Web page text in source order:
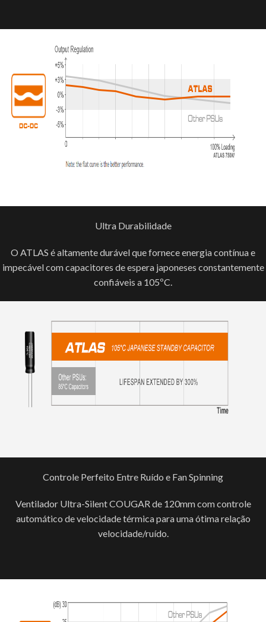
Ultra Durabilidade
O ATLAS é altamente durável que fornece energia contínua e
impecável com capacitores de espera japoneses constantemente
confiáveis a 105ºC.
Controle Perfeito Entre Ruído e Fan Spinning
Ventilador Ultra-Silent COUGAR de 120mm com controle
automático de velocidade térmica para uma ótima relação
velocidade/ruído.